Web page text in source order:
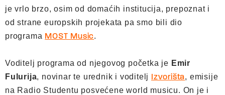
je vrlo brzo, osim od domaćih institucija, prepoznat i
od strane europskih projekata pa smo bili dio
programa MOST Music.
Voditelj programa od njegovog početka je Emir
Fulurija, novinar te urednik i voditelj Izvorišta, emisije
na Radio Studentu posvećene world musicu. On je i